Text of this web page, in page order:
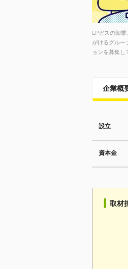
LPガスの卸
がけるグルー
ョンを募集し
企業概
設立
資本金
取材